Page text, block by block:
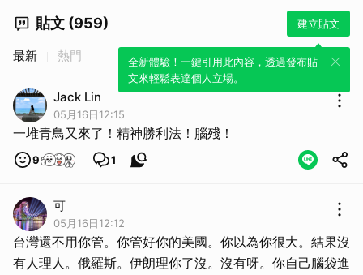
貼文 (959) 建立貼文
全新體驗！一鍵引用此內容，透過發布貼
文來輕鬆表達個人立場。
最新 熱門
Jack Lin
05月16日12:15
一堆青鳥又來了！精神勝利法！腦殘！
9 1
可
05月16日12:12
台灣還不用你管。你管好你的美國。你以為你很大。結果沒
有人理人。俄羅斯。伊朗理你了沒。沒有呀。你自己腦袋進